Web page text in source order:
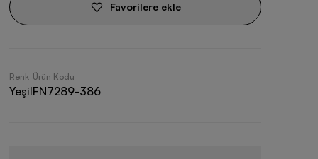
Favorilere ekle
Renk
Yeşil
Ürün Kodu
FN7289-386